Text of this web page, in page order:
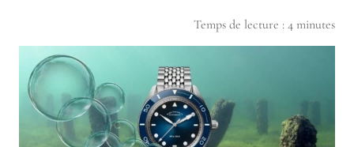
Temps de lecture : 4 minutes